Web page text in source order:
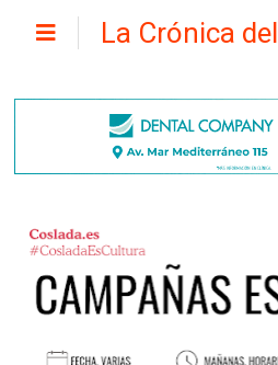
La Crónica del